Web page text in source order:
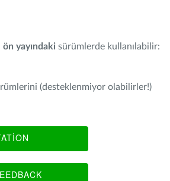
ön yayındaki sürümlerde kullanılabilir:
(desteklenmiyor olabilirler!)